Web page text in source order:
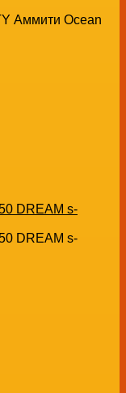
Аммити Ocean
DREAM s-
DREAM s-